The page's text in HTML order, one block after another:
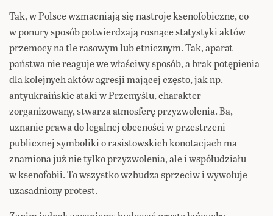
Tak, w Polsce wzmacniają się nastroje ksenofobiczne, co
w ponury sposób potwierdzają rosnące statystyki aktów
przemocy na tle rasowym lub etnicznym. Tak, aparat
państwa nie reaguje we właściwy sposób, a brak potępienia
dla kolejnych aktów agresji mającej często, jak np.
antyukraińskie ataki w Przemyślu, charakter
zorganizowany, stwarza atmosferę przyzwolenia. Ba,
uznanie prawa do legalnej obecności w przestrzeni
publicznej symboliki o rasistowskich konotacjach ma
znamiona już nie tylko przyzwolenia, ale i współudziału
w ksenofobii. To wszystko wzbudza sprzeciw i wywołuje
uzasadniony protest.